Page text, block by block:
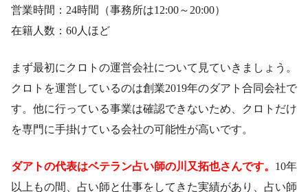
営業時間：24時間（事務所は12:00～20:00）
在籍人数：60人ほど
まず最初にクロトの運営会社について見ていきましょう。
クロトを運営しているのは創業2019年のダアト合同会社で
す。他に行っている事業は確認できないため、クロトだけ
を専門に手掛けている会社の可能性が高いです。
ダアトの代表はベテラン占い師の川又拓也さんです。 10年
以上もの間、占い師と仕事をしてきた実績があり、占い師